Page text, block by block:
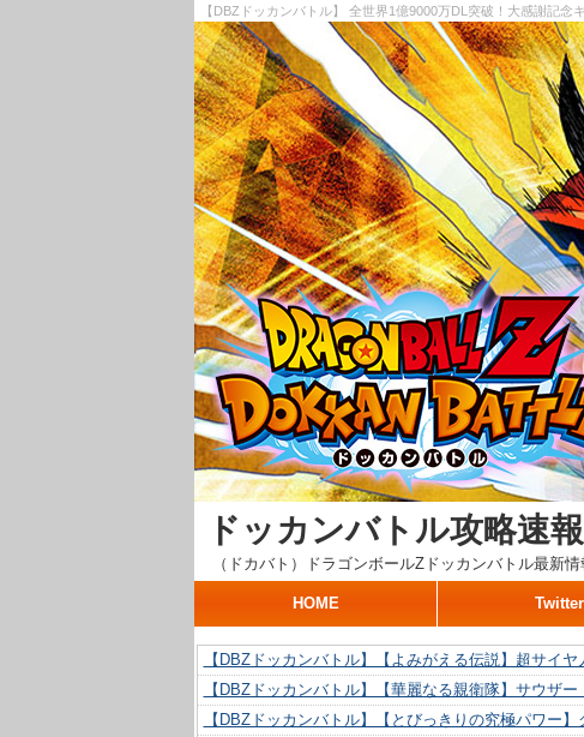
【DBZドッカンバトル】 全世界1億9000万DL突破！大感謝記
ドッカンバトル攻略速報
（ドカバト）ドラゴンボールZドッカンバトル最新
HOME Twitter
【DBZドッカンバトル】【よみがえる伝説】超サイ
【DBZドッカンバトル】【華麗なる親衛隊】サウザ
【DBZドッカンバトル】【とびっきりの究極パワー